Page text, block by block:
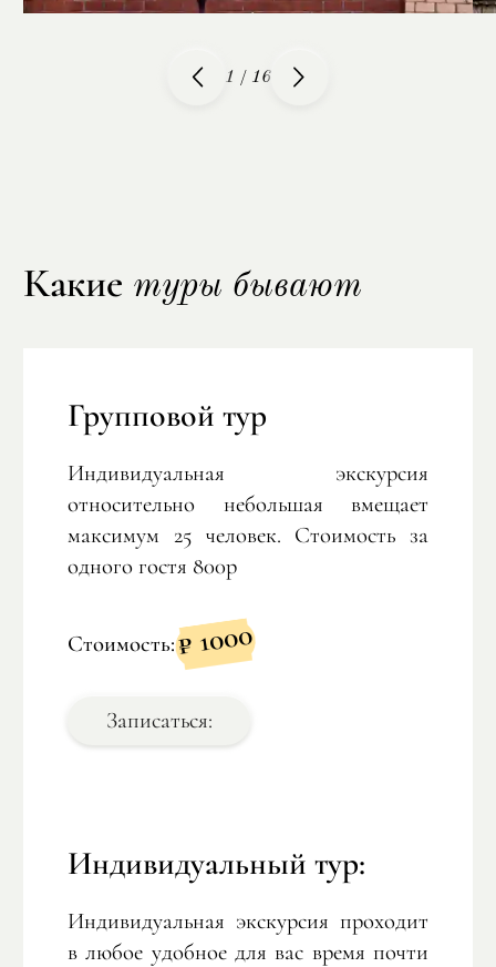
1 / 16
Какие туры бывают
Групповой тур
Индивидуальная экскурсия
относительно небольшая вмещает
максимум 25 человек. Стоимость за
одного гостя 800р
Стоимость:₽1000
Записаться:
Индивидуальный тур:
Индивидуальная экскурсия проходит
в любое удобное для вас время почти